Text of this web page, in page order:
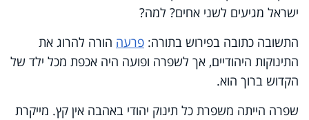
ישראל מגיעים לשני אחים? למה?
התשובה כתובה בפירוש בתורה: פרעה הורה להרוג את
התינוקות היהודיים, אך לשפרה ופועה היה אכפת מכל ילד של
הקדוש ברוך הוא.
שפרה הייתה משפרת כל תינוק יהודי באהבה אין קץ. מייקרת